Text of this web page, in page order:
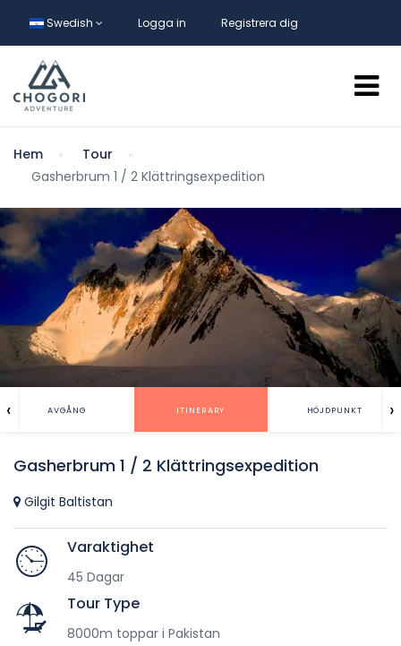
Swedish Logga in Registrera dig
Hem
Tour
Gasherbrum 1 / 2 Klättringsexpedition
AVGÅNG ITINERARY HÖJDPUNKT
‹ ›
Gasherbrum 1 / 2 Klättringsexpedition
Gilgit Baltistan
Varaktighet
45 Dagar
Tour Type
8000m toppar i Pakistan